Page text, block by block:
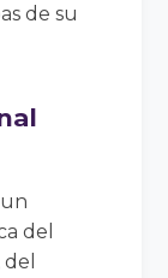
de su
del